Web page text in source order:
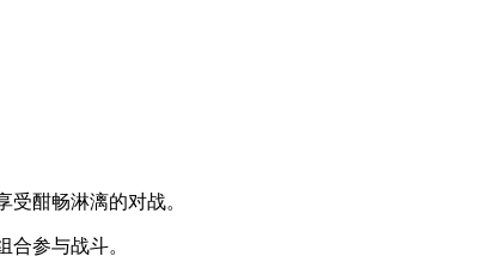
酣畅淋漓的对战。
参与战斗。